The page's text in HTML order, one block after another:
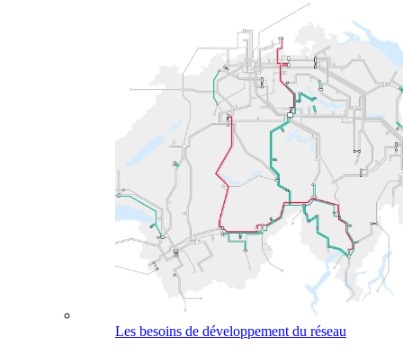
Les besoins de développement du réseau